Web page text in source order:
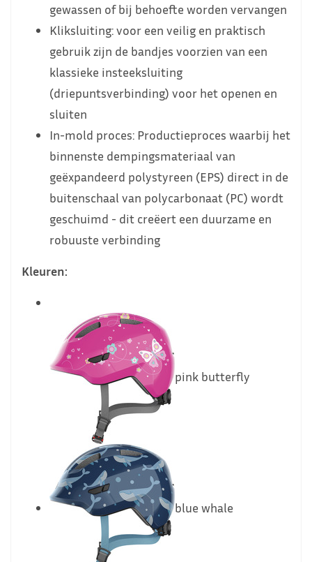
gewassen of bij behoefte worden vervangen
Kliksluiting: voor een veilig en praktisch
gebruik zijn de bandjes voorzien van een
klassieke insteeksluiting
(driepuntsverbinding) voor het openen en
sluiten
In-mold proces: Productieproces waarbij het
binnenste dempingsmateriaal van
geëxpandeerd polystyreen (EPS) direct in de
buitenschaal van polycarbonaat (PC) wordt
geschuimd - dit creëert een duurzame en
robuuste verbinding
Kleuren:
pink butterfly
blue whale